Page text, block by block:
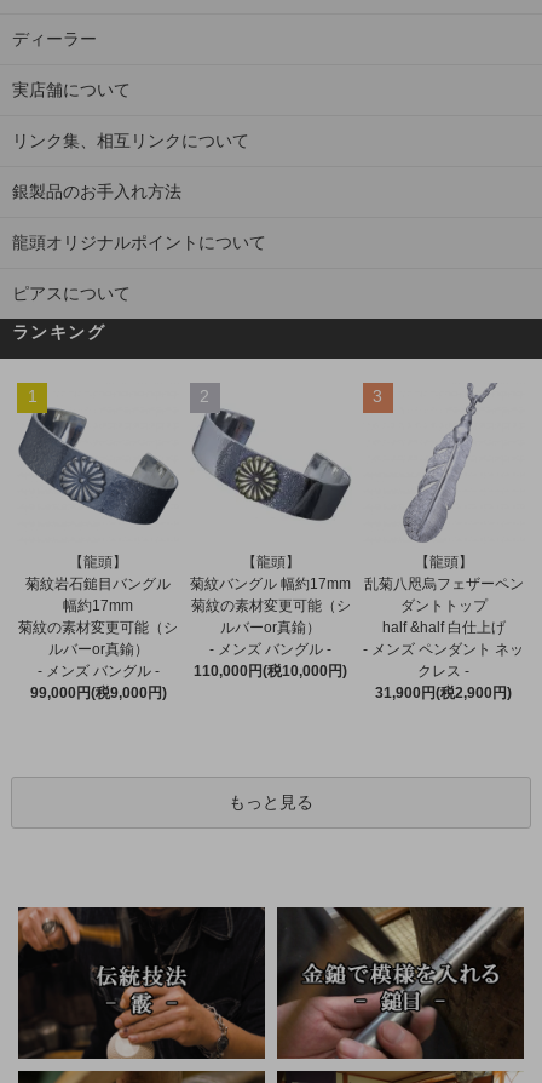
ディーラー
実店舗について
リンク集、相互リンクについて
銀製品のお手入れ方法
龍頭オリジナルポイントについて
ピアスについて
ランキング
1
【龍頭】
菊紋岩石鎚目バングル
幅約17mm
菊紋の素材変更可能（シ
ルバーor真鍮）
- メンズ バングル -
99,000円(税9,000円)
2
【龍頭】
菊紋バングル 幅約17mm
菊紋の素材変更可能（シ
ルバーor真鍮）
- メンズ バングル -
110,000円(税10,000円)
3
【龍頭】
乱菊八咫烏フェザーペン
ダントトップ
half &half 白仕上げ
- メンズ ペンダント ネッ
クレス -
31,900円(税2,900円)
もっと見る